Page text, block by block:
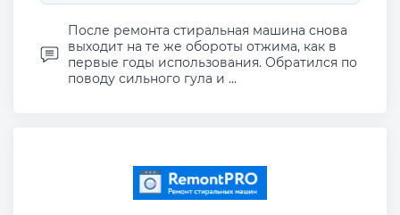
После ремонта стиральная машина снова
выходит на те же обороты отжима, как в
первые годы использования. Обратился по
поводу сильного гула и ...